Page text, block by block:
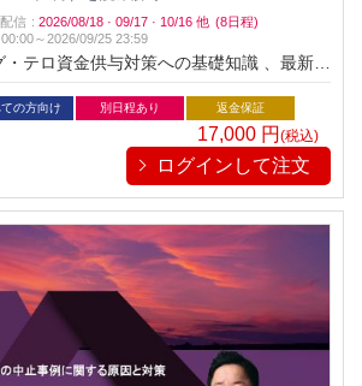
信 : 2026/08/18 · 09/17 · 10/16 他 (8日程)
～2026/09/25 23:59
テロ資金供与対策への基礎知識 、最新の
証を学ぶことができます！
の方向け 別日程あり 返金保証
17,000 円(税込)
ログインして注文